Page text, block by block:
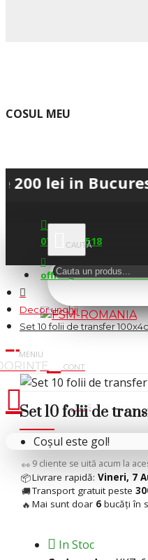
COSUL MEU
Bucuresti si
0745.677.518
office@fsm-
Cosul tau
Coșul este gol!
Decor unghii
Set 10 folii de transfer
Set 10 folii de
👀 9 cliente se uită acum la
📦Livrare rapidă: Vineri, 7
🚚Transport gratuit peste
🔥 Mai sunt doar 6 bucăți în
In Stoc